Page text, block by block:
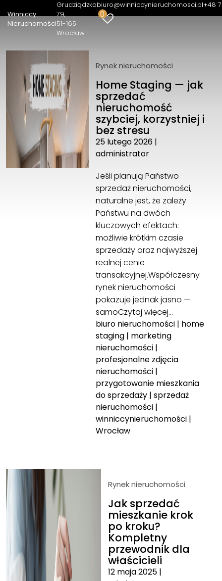
Winniccy
Nieruchomości
Grudziądzka
79
51-165
Wrocław
biuro@winniccynieruchomosci.pl+48
0
Winniccy Nieruchomości
Rynek nieruchomości
Home Staging — jak
sprzedać
nieruchomość
szybciej, korzystniej i
bez stresu
25 lutego 2026|
administrator
Jeśli planują Państwo
sprzedaż nieruchomości,
naturalne jest, że zależy
Państwu na dwóch
kluczowych efektach:
możliwie krótkim czasie
sprzedaży oraz najwyższej
realnej cenie
transakcyjnej.Współczesny
rynek nieruchomości
pokazuje jednak jasno —
samoCzytaj więcej…
biuro nieruchomości| home
staging| marketing
nieruchomości|
profesjonalne zdjęcia
nieruchomości|
przygotowanie mieszkania
do sprzedaży| sprzedaż
nieruchomości|
winniccynieruchomości|
Wrocław
Rynek nieruchomości
Jak sprzedać
mieszkanie krok
po kroku?
Kompletny
przewodnik dla
właścicieli
12 maja 2025 |